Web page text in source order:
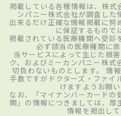
掲載している各種情報は、株式
ンパニー株式会社が調査した
出来るだけ正確な情報掲載に努
に保証するもので
掲載されている医療機関へ受診
必ず該当の医療機関に
当サービスによって生じた損
ク、およびミーカンパニー株式
切負わないものとします。 情
手数ですがドクターズ・ファイ
けますようお願い
なお、「マイナンバーカードの
関」の情報につきましては、厚
情報を掲出して